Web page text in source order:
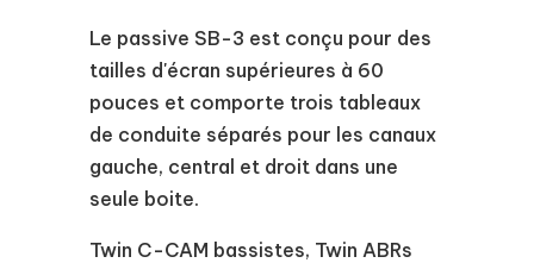
Le passive SB-3 est conçu pour des
tailles d'écran supérieures à 60
pouces et comporte trois tableaux
de conduite séparés pour les canaux
gauche, central et droit dans une
seule boite.
Twin C-CAM bassistes, Twin ABRs